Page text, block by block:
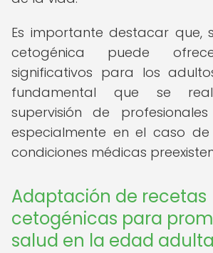
Es importante destacar que,
cetogénica puede
significativos para los
fundamental que se
supervisión de
especialmente en el caso
condiciones médicas
Adaptación de recetas
cetogénicas para
salud en la edad adulta